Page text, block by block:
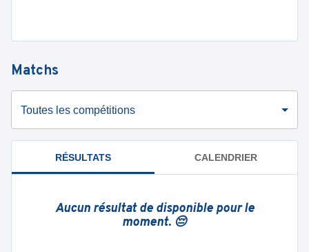
Matchs
Toutes les compétitions
RÉSULTATS CALENDRIER
Aucun résultat de disponible pour le
moment. 😔